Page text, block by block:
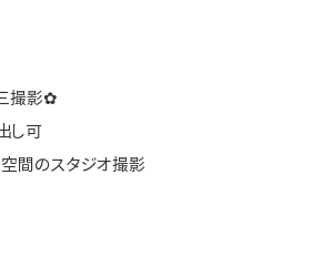
撮影✿
し可
空間のスタジオ撮影